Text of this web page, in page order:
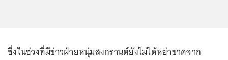
ซึ่งในช่วงที่มีข่าวฝ่ายหนุ่มสงกรานต์ยังไม่ได้หย่าขาดจาก